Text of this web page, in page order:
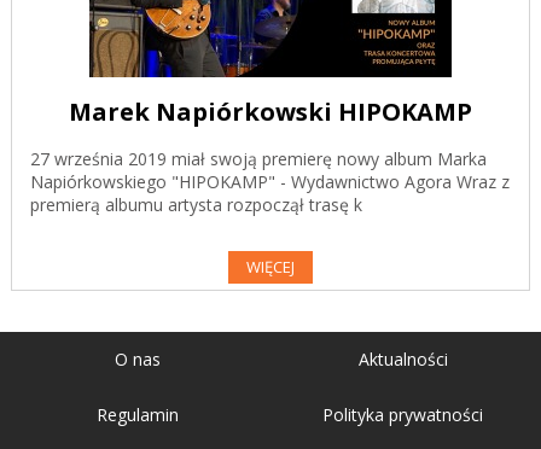
Marek Napiórkowski HIPOKAMP
27 września 2019 miał swoją premierę nowy album Marka
Napiórkowskiego "HIPOKAMP" - Wydawnictwo Agora Wraz z
premierą albumu artysta rozpoczął trasę k
WIĘCEJ
O nas Aktualności
Regulamin Polityka prywatności